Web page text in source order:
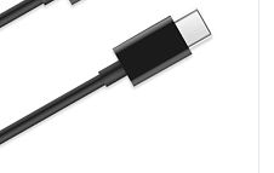
В избранное
Недоступно